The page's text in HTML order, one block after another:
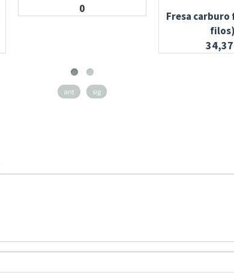
0
Fresa carburo
filos)
ant sig